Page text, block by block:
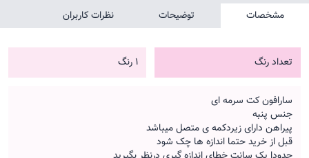
مشخصات توضیحات نظرات کاربران
تعداد رنگ 1 رنگ
سارافون کت سرمه ای
جنس پنبه
پیراهن دارای زیردکمه ی متصل میباشد
قبل از خرید حتما اندازه ها چک شود